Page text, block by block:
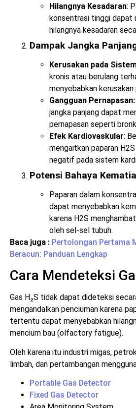
Hilangnya Kesadaran:
konsentrasi tinggi dapat
hilangnya kesadaran
Dampak Jangka
Kerusakan pada
kronis atau berulang
menyebabkan
Gangguan Pernapasan:
jangka panjang dapat
pernapasan seperti
Efek Kardiovaskular:
mengaitkan paparan
negatif pada sistem
Potensi Bahaya
Paparan dalam
dapat menyebabkan
karena H2S
oleh sel-sel tubuh.
Baca juga : Pertolongan Pertama
Beracun: Panduan Lengkap
Cara Mendeteksi
Gas H₂S tidak dapat dideteksi
mengandalkan penciuman karena
tertentu dapat menyebabkan
mencium bau (olfactory fatigue).
Oleh karena itu industri migas,
limbah, dan pertambangan
Portable Gas Detector
Fixed Gas Detector